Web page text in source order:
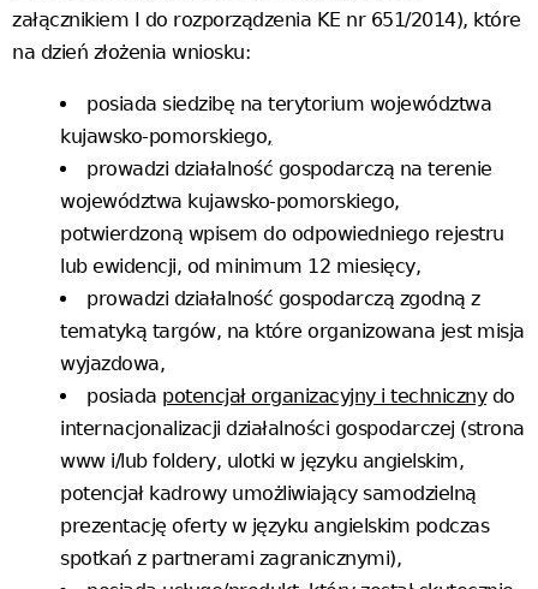
załącznikiem I do rozporządzenia KE nr 651/2014), które
na dzień złożenia wniosku:
posiada siedzibę na terytorium województwa
kujawsko-pomorskiego,
prowadzi działalność gospodarczą na terenie
województwa kujawsko-pomorskiego,
potwierdzoną wpisem do odpowiedniego rejestru
lub ewidencji, od minimum 12 miesięcy,
prowadzi działalność gospodarczą zgodną z
tematyką targów, na które organizowana jest misja
wyjazdowa,
posiada potencjał organizacyjny i technicznydo
internacjonalizacji działalności gospodarczej (strona
www i/lub foldery, ulotki w języku angielskim,
potencjał kadrowy umożliwiający samodzielną
prezentację oferty w języku angielskim podczas
spotkań z partnerami zagranicznymi),